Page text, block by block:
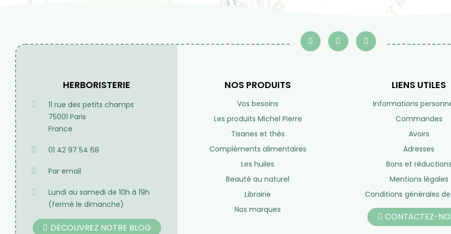
Produit de qualité
Des plantes rigoureusement
Besoin de conseil ?
Du lundi au samedi de 10h à 19h
Service après-vente
Du lundi au vendredi de 10h à 19h